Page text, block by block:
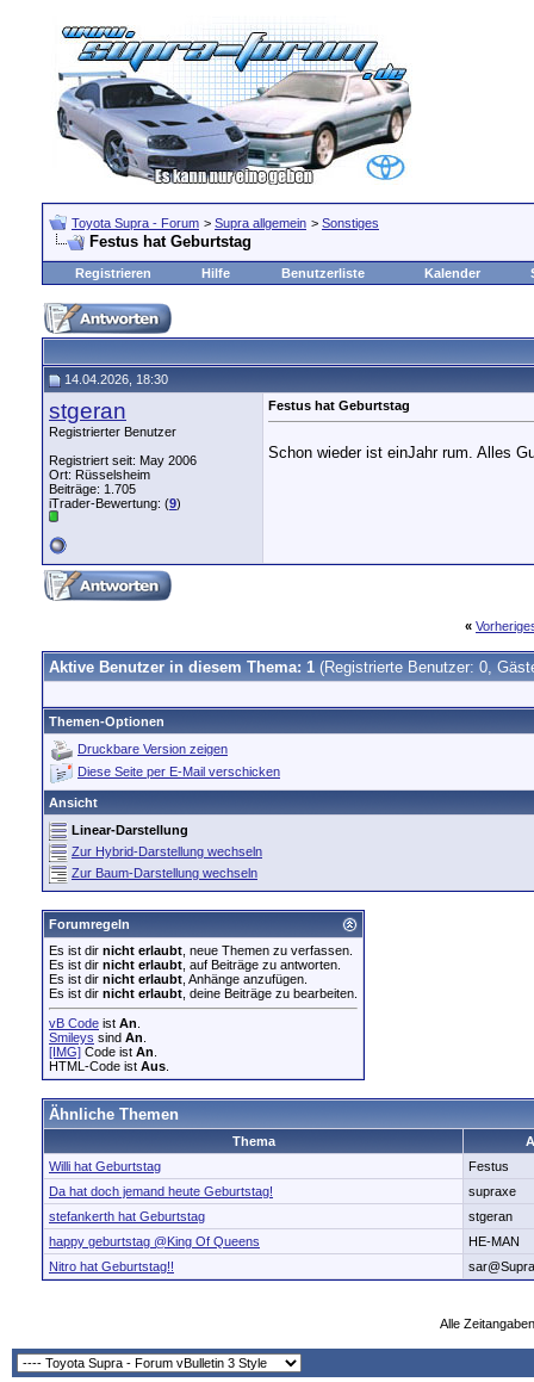
Toyota Supra - Forum > Supra allgemein > Sonstiges
Festus hat Geburtstag
Registrieren Hilfe Benutzerliste Kalender
14.04.2026, 18:30
stgeran
Registrierter Benutzer
Registriert seit: May 2006
Ort: Rüsselsheim
Beiträge: 1.705
iTrader-Bewertung: (9)
Festus hat Geburtstag
Schon wieder ist einJahr rum. Alles
«
Aktive Benutzer in diesem Thema: 1 (Registrierte Benutzer: 0,
Themen-Optionen
Druckbare Version zeigen
Diese Seite per E-Mail verschicken
Ansicht
Linear-Darstellung
Zur Hybrid-Darstellung wechseln
Zur Baum-Darstellung wechseln
Forumregeln
Es ist dir nicht erlaubt , neue Themen zu verfassen.
Es ist dir nicht erlaubt , auf Beiträge zu antworten.
Es ist dir nicht erlaubt , Anhänge anzufügen.
Es ist dir nicht erlaubt , deine Beiträge zu bearbeiten.
vB Code ist An
Smileys sind An
[IMG] Code ist An
HTML-Code ist Aus
Ähnliche Themen
Thema
Willi hat Geburtstag
Festus
Da hat doch jemand heute Geburtstag!
supraxe
stefankerth hat Geburtstag
stgeran
happy geburtstag @King Of Queens
HE-MAN
Nitro hat Geburtstag!!
sar@Supra
Alle